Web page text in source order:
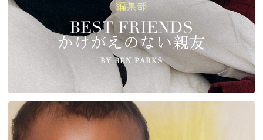
編集部
BEST FRIENDS
かけがえのない親友
BY BEN PARKS